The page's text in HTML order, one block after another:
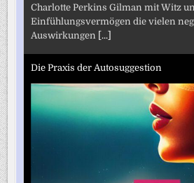
Charlotte Perkins Gilman mit Witz
Einfühlungsvermögen die vielen
Auswirkungen [...]
Die Praxis der Autosuggestion